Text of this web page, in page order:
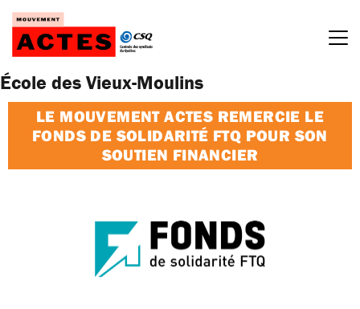
Passer
contenu
École des Vieux-Moulins
LE MOUVEMENT ACTES REMERCIE LE
FONDS DE SOLIDARITÉ FTQ POUR SON
SOUTIEN FINANCIER